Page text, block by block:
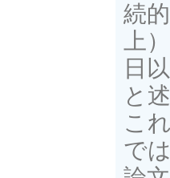
続
上
日
と
こ
で